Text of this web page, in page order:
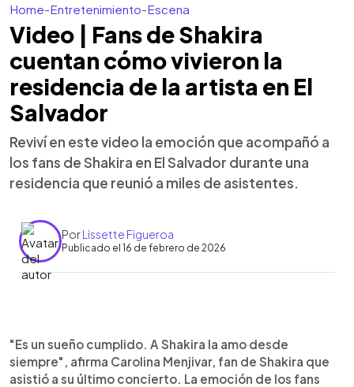
Home-Entretenimiento-Escena
Video | Fans de Shakira
cuentan cómo vivieron la
residencia de la artista en El
Salvador
Reviví en este video la emoción que acompañó a
los fans de Shakira en El Salvador durante una
residencia que reunió a miles de asistentes.
PorLissette Figueroa
Publicado el 16 de febrero de 2026
Escuchar artículo
"Es un sueño cumplido. A Shakira la amo desde
siempre", afirma Carolina Menjivar, fan de Shakira que
asistió a su último concierto. La emoción de los fans